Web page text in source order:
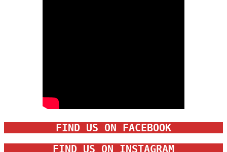
FIND US ON FACEBOOK
FIND US ON INSTAGRAM